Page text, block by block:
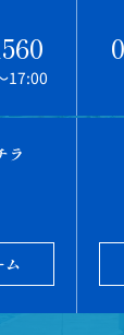
17:00
ラ
ム